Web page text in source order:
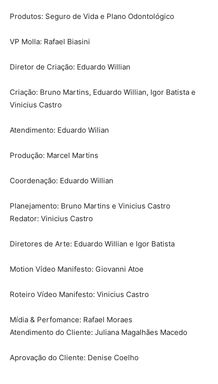
Produtos: Seguro de Vida e Plano Odontológico
VP Molla: Rafael Biasini
Diretor de Criação: Eduardo Willian
Criação: Bruno Martins, Eduardo Willian, Igor Batista e
Vinicius Castro
Atendimento: Eduardo Wilian
Produção: Marcel Martins
Coordenação: Eduardo Willian
Planejamento: Bruno Martins e Vinicius Castro
Redator: Vinicius Castro
Diretores de Arte: Eduardo Willian e Igor Batista
Motion Vídeo Manifesto: Giovanni Atoe
Roteiro Vídeo Manifesto: Vinicius Castro
Mídia & Perfomance: Rafael Moraes
Atendimento do Cliente: Juliana Magalhães Macedo
Aprovação do Cliente: Denise Coelho